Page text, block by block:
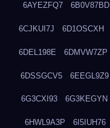
6AYEZFQ7 6B0V87BD
6CJKUI7J 6D1OSCXH
6DEL198E 6DMVW7ZP
6DSSGCV5 6EEGL9Z9
6G3CXI93 6G3KEGYN
6HWL9A3P 6I5IUH76